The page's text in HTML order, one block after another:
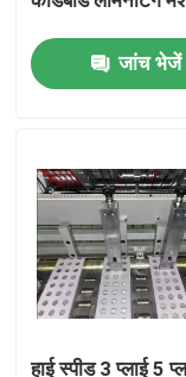
घर
हमारे बारे में
कारखाने का दौरा
जांच भेजें
हाई स्पीड 3 प्लाई 5